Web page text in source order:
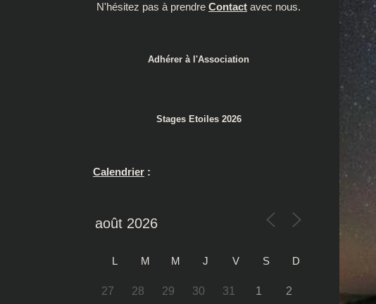
N'hésitez pas à prendre Contact avec nous.
Adhérer à l'Association
Stages Etoiles 2026
Calendrier :
L M M J V S D
27 28 29 30 31 1 2